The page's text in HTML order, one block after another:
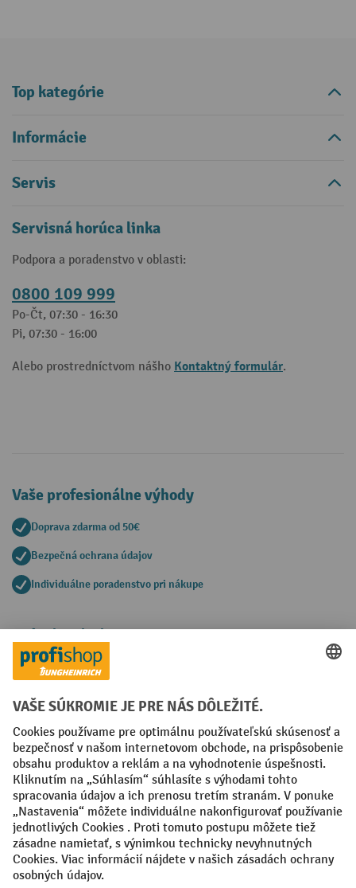
Top kategórie
Informácie
Servis
Servisná horúca linka
Podpora a poradenstvo v oblasti:
0800 109 999
Po-Čt, 07:30 - 16:30
Pi, 07:30 - 16:00
Alebo prostredníctvom nášho Kontaktný formulár.
Vaše profesionálne výhody
Doprava zdarma od 50€
Bezpečná ochrana údajov
Individuálne poradenstvo pri nákupe
Spôsoby platby
Creditcard (Master)Creditcard (Visa)
Faktúra Predplatba
Sociálne siete
Facebook
YouTube
LinkedIn
Nastavenia ochrany osobných údajov